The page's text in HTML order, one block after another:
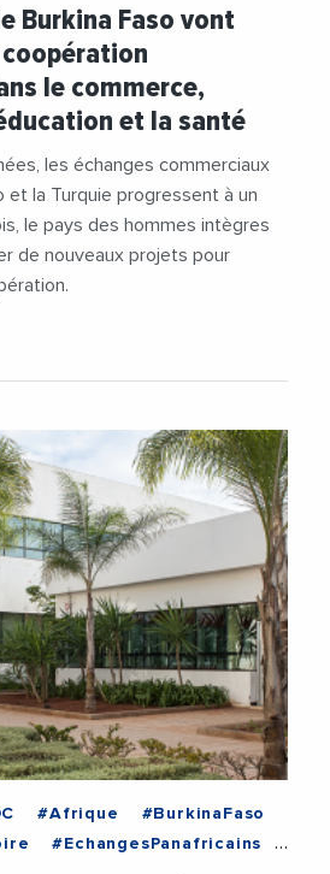
Burkina Faso vont
le commerce,
et la santé
les échanges commerciaux
et la Turquie progressent à un
le pays des hommes intègres
de nouveaux projets pour
#Afrique
#BurkinaFaso
#EchangesPanafricains